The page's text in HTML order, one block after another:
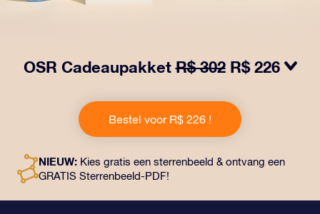
OSR CadeaupakketR$ 302 R$ 226
cadeau bevat een prachtige envelop en
gepersonaliseerde documenten die naar een adres
naar keuze worden verzonden, evenals digitale
een magische manier om een blijvend cadeau te geven
aan vrienden en dierbaren.
Bestel voor R$ 226 !
NIEUW: Kies gratis een sterrenbeeld & ontvang een
GRATIS Sterrenbeeld-PDF!